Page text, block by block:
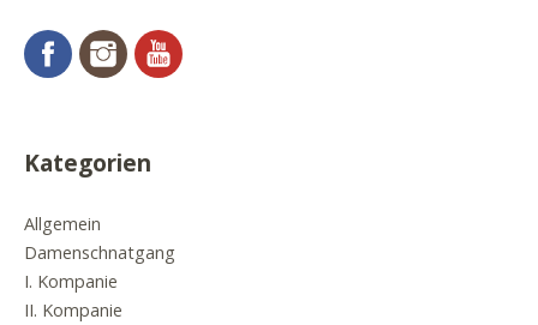
FacebookInstagram
Kategorien
Allgemein
Damenschnatgang
I. Kompanie
II. Kompanie